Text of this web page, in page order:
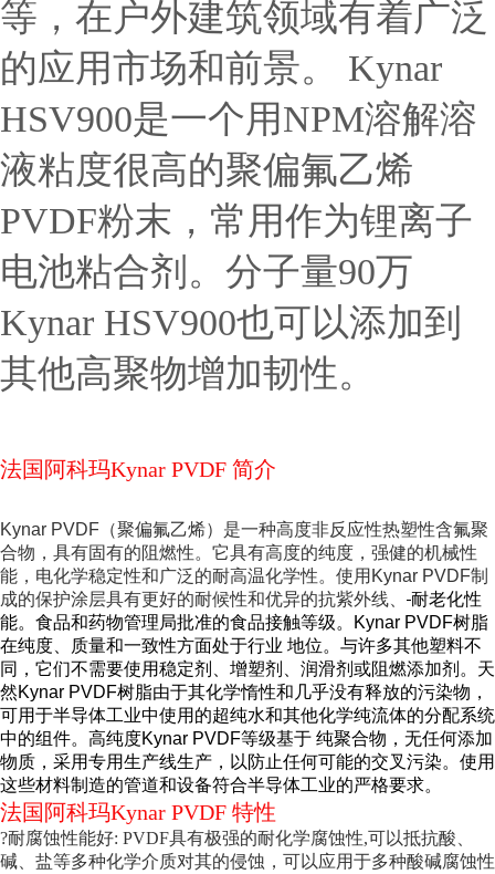
等，在户外建筑领域有着广泛
的应用市场和前景。 Kynar
HSV900是一个用NPM溶解溶
液粘度很高的聚偏氟乙烯
PVDF粉末，常用作为锂离子
电池粘合剂。分子量90万
Kynar HSV900也可以添加到
其他高聚物增加韧性。
法国阿科玛Kynar PVDF 简介
Kynar PVDF（聚偏氟乙烯）是一种高度非反应性热塑性含氟聚
合物，具有固有的阻燃性。它具有高度的纯度，强健的机械性
能，电化学稳定性和广泛的耐高温化学性。使用Kynar PVDF制
成的保护涂层具有更好的耐候性和优异的抗紫外线、
耐老化性
能。食品和药物管理局批准的食品接触等级。
Kynar PVDF树脂
在纯度、质量和一致性方面处于行业 地位。与许多其他塑料不
同，它们不需要使用稳定剂、增塑剂、润滑剂或阻燃添加剂。天
然Kynar PVDF树脂由于其化学惰性和几乎没有释放的污染物，
可用于半导体工业中使用的超纯水和其他化学纯流体的分配系统
中的组件。 高纯度Kynar PVDF等级基于 纯聚合物，无任何添加
物质，采用专用生产线生产，以防止任何可能的交叉污染。使用
这些材料制造的管道和设备符合半导体工业的严格要求。
法国阿科玛Kynar PVDF 特性
?耐腐蚀性能好: PVDF具有极强的耐化学腐蚀性,可以抵抗酸、
碱、盐等多种化学介质对其的侵蚀，可以应用于多种酸碱腐蚀性